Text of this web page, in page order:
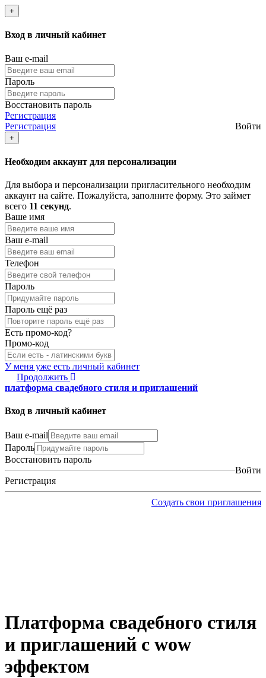
+
Вход в личный кабинет
Ваш e-mail
Пароль
Восстановить пароль
Регистрация
Войти
Регистрация
+
Необходим аккаунт для персонализации
Для выбора и персонализации пригласительного необходим
аккаунт на сайте. Пожалуйста, заполните форму. Это займет
всего 11 секунд.
Ваше имя
Ваш e-mail
Телефон
Пароль
Пароль ещё раз
Есть промо-код?
Промо-код
У меня уже есть личный кабинет
Продолжить
платформа свадебного стиля и приглашений
Вход в личный кабинет
Ваш e-mail
Пароль
Восстановить пароль
Войти
Регистрация
Создать свои приглашения
Платформа свадебного стиля
и приглашений с wow
эффектом